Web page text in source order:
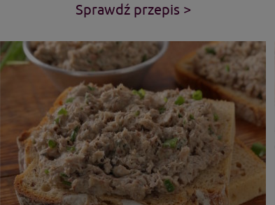
Sprawdź przepis >